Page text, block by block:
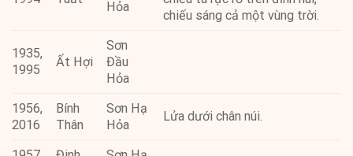
Hỏa
chiếu sáng cả một vùng trời.
1935,
1995
Ất Hợi
Sơn
Đầu
Hỏa
1956,
2016
Bính
Thân
Sơn Hạ
Hỏa
Lửa dưới chân núi.